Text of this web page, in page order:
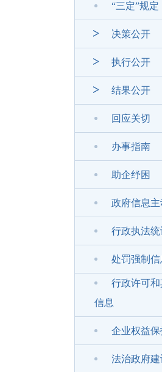
“三定”规定
决策公开
执行公开
结果公开
回应关切
办事指南
助企纾困
政府信息
行政执法统
处罚强制信
行政许可
信息
企业权益保
法治政府建